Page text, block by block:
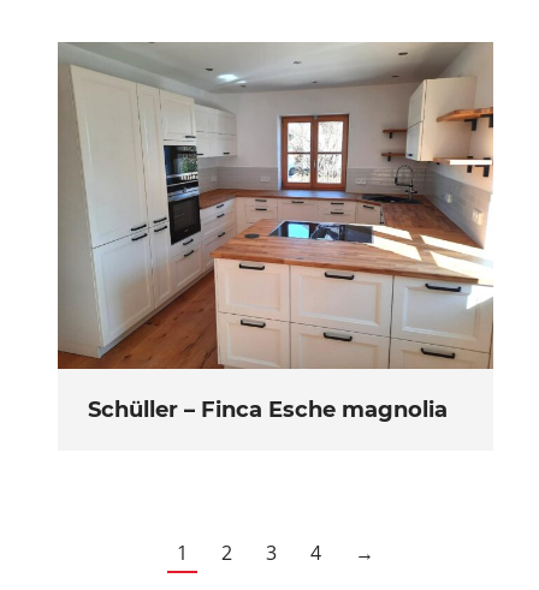
Schüller – Finca Esche magnolia
1 2 3 4 →